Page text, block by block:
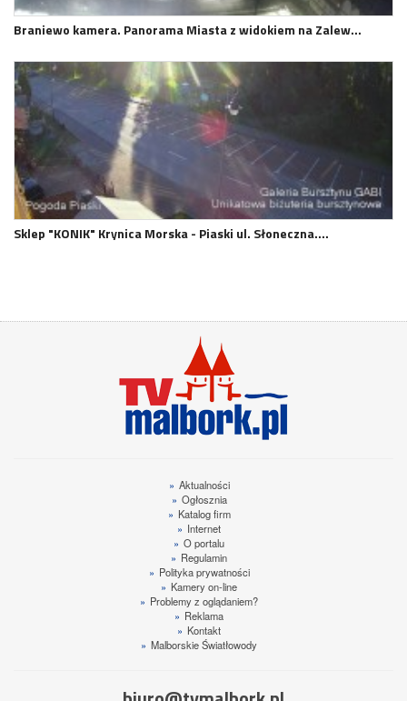
Braniewo kamera. Panorama Miasta z widokiem na Zalew…
Sklep "KONIK" Krynica Morska - Piaski ul. Słoneczna.…
» Aktualności
» Ogłosznia
» Katalog firm
» Internet
» O portalu
» Regulamin
» Polityka prywatności
» Kamery on-line
» Problemy z oglądaniem?
» Reklama
» Kontakt
» Malborskie Światłowody